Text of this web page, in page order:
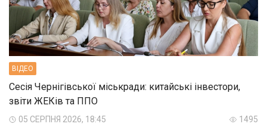
ВIДЕО
Сесія Чернігівської міськради: китайські інвестори,
звіти ЖЕКів та ППО
05 СЕРПНЯ 2026, 18:45 1495